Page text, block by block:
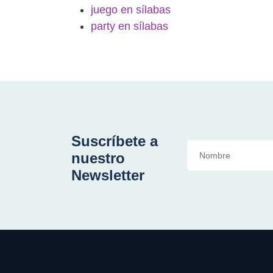
juego en sílabas
party en sílabas
Suscríbete a
nuestro
Newsletter